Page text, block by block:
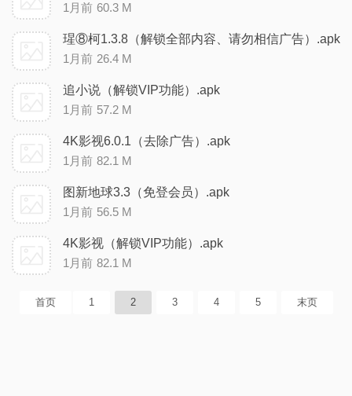
1月前 60.3 M
瑆⑧柯1.3.8（解锁全部内容、请勿相信广告）.apk
1月前 26.4 M
追小说（解锁VIP功能）.apk
1月前 57.2 M
4K影视6.0.1（去除广告）.apk
1月前 82.1 M
图新地球3.3（免登会员）.apk
1月前 56.5 M
4K影视（解锁VIP功能）.apk
1月前 82.1 M
首页 1 2 3 4 5 末页